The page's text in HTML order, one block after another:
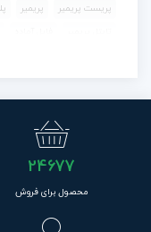
پريست پريمير
پريمير
24677
محصول برای فروش